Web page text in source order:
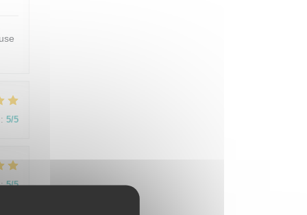
: 5/5
5/5